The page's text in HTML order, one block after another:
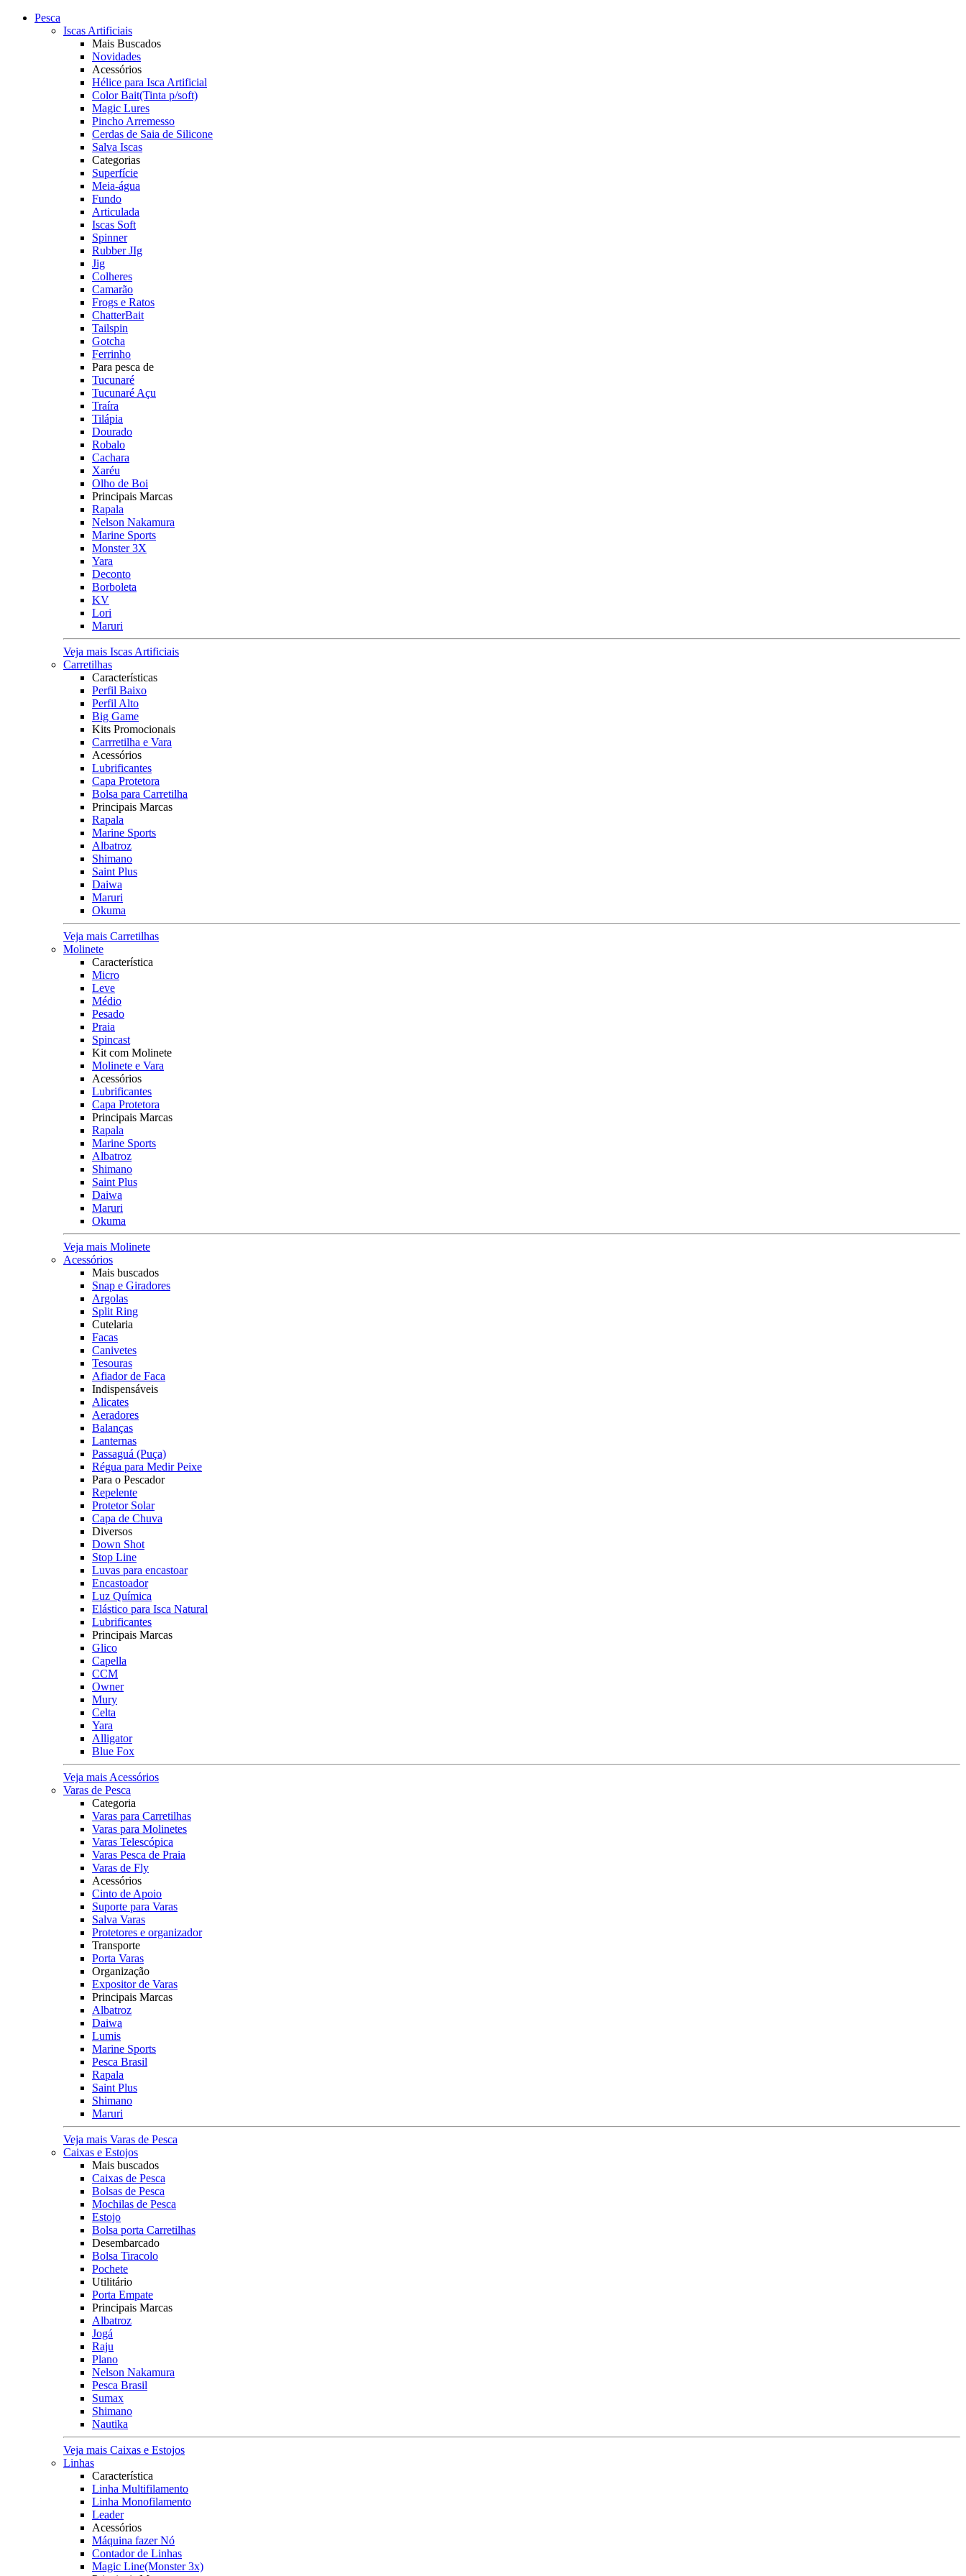
Pesca
Iscas Artificiais
Mais Buscados
Novidades
Acessórios
Hélice para Isca Artificial
Color Bait(Tinta p/soft)
Magic Lures
Pincho Arremesso
Cerdas de Saia de Silicone
Salva Iscas
Categorias
Superfície
Meia-água
Fundo
Articulada
Iscas Soft
Spinner
Rubber JIg
Jig
Colheres
Camarão
Frogs e Ratos
ChatterBait
Tailspin
Gotcha
Ferrinho
Para pesca de
Tucunaré
Tucunaré Açu
Traíra
Tilápia
Dourado
Robalo
Cachara
Xaréu
Olho de Boi
Principais Marcas
Rapala
Nelson Nakamura
Marine Sports
Monster 3X
Yara
Deconto
Borboleta
KV
Lori
Maruri
Veja mais Iscas Artificiais
Carretilhas
Características
Perfil Baixo
Perfil Alto
Big Game
Kits Promocionais
Carrretilha e Vara
Acessórios
Lubrificantes
Capa Protetora
Bolsa para Carretilha
Principais Marcas
Rapala
Marine Sports
Albatroz
Shimano
Saint Plus
Daiwa
Maruri
Okuma
Veja mais Carretilhas
Molinete
Característica
Micro
Leve
Médio
Pesado
Praia
Spincast
Kit com Molinete
Molinete e Vara
Acessórios
Lubrificantes
Capa Protetora
Principais Marcas
Rapala
Marine Sports
Albatroz
Shimano
Saint Plus
Daiwa
Maruri
Okuma
Veja mais Molinete
Acessórios
Mais buscados
Snap e Giradores
Argolas
Split Ring
Cutelaria
Facas
Canivetes
Tesouras
Afiador de Faca
Indispensáveis
Alicates
Aeradores
Balanças
Lanternas
Passaguá (Puça)
Régua para Medir Peixe
Para o Pescador
Repelente
Protetor Solar
Capa de Chuva
Diversos
Down Shot
Stop Line
Luvas para encastoar
Encastoador
Luz Química
Elástico para Isca Natural
Lubrificantes
Principais Marcas
Glico
Capella
CCM
Owner
Mury
Celta
Yara
Alligator
Blue Fox
Veja mais Acessórios
Varas de Pesca
Categoria
Varas para Carretilhas
Varas para Molinetes
Varas Telescópica
Varas Pesca de Praia
Varas de Fly
Acessórios
Cinto de Apoio
Suporte para Varas
Salva Varas
Protetores e organizador
Transporte
Porta Varas
Organização
Expositor de Varas
Principais Marcas
Albatroz
Daiwa
Lumis
Marine Sports
Pesca Brasil
Rapala
Saint Plus
Shimano
Maruri
Veja mais Varas de Pesca
Caixas e Estojos
Mais buscados
Caixas de Pesca
Bolsas de Pesca
Mochilas de Pesca
Estojo
Bolsa porta Carretilhas
Desembarcado
Bolsa Tiracolo
Pochete
Utilitário
Porta Empate
Principais Marcas
Albatroz
Jogá
Raju
Plano
Nelson Nakamura
Pesca Brasil
Sumax
Shimano
Nautika
Veja mais Caixas e Estojos
Linhas
Característica
Linha Multifilamento
Linha Monofilamento
Leader
Acessórios
Máquina fazer Nó
Contador de Linhas
Magic Line(Monster 3x)